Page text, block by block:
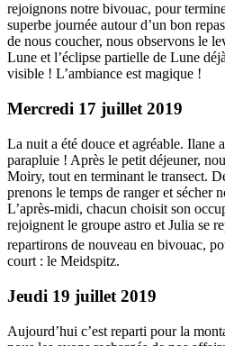
rejoignons notre bivouac, pour
superbe journée autour d’un bon
de nous coucher, nous observons le
Lune et l’éclipse partielle de Lune
visible ! L’ambiance est magique !
Mercredi 17 juillet 2019
La nuit a été douce et agréable. Ilane
parapluie ! Après le petit déjeuner,
Moiry, tout en terminant le transect.
prenons le temps de ranger et sécher
L’après-midi, chacun choisit son
rejoignent le groupe astro et Julia se
repartirons de nouveau en bivouac,
court : le Meidspitz.
Jeudi 19 juillet 2019
Aujourd’hui c’est reparti pour la